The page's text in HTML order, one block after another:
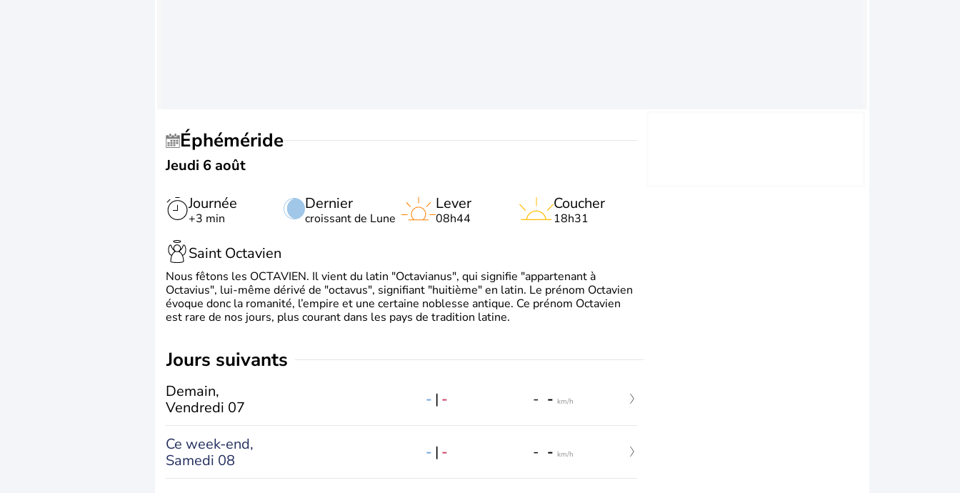
Éphéméride
Jeudi 6 août
Journée
+3 min
Dernier
croissant de Lune
Lever
08h44
Coucher
18h31
Saint Octavien
Nous fêtons les OCTAVIEN. Il vient du latin "Octavianus", qui signifie "appartenant à
Octavius", lui-même dérivé de "octavus", signifiant "huitième" en latin. Le prénom Octavien
évoque donc la romanité, l’empire et une certaine noblesse antique. Ce prénom Octavien
est rare de nos jours, plus courant dans les pays de tradition latine.
jours suivants
Demain,
Vendredi 07
- | - - - km/h
Ce week-end,
Samedi 08
- | - - - km/h